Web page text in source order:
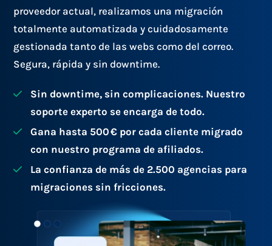
proveedor actual, realizamos una migración
totalmente automatizada y cuidadosamente
gestionada tanto de las webs como del correo.
Segura, rápida y sin downtime.
Sin downtime, sin complicaciones. Nuestro
soporte experto se encarga de todo.
Gana hasta 500 € por cada cliente migrado
con nuestro programa de afiliados.
La confianza de más de 2.500 agencias para
migraciones sin fricciones.